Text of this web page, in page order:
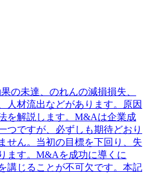
の未達、のれんの減損損失、
人材流出などがあります。原因
を解説します。M&Aは企業成
つですが、必ずしも期待どおり
せん。当初の目標を下回り、失
ます。M&Aを成功に導くに
講じることが不可欠です。本記